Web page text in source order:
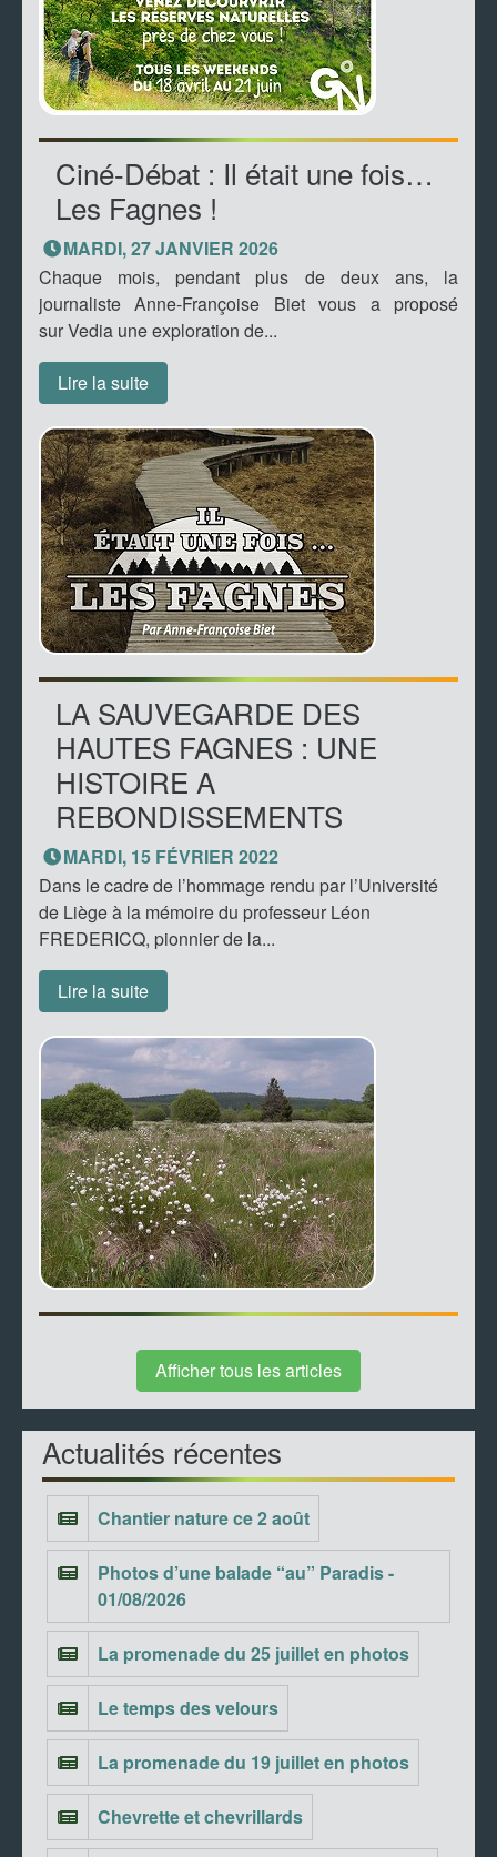
Ciné-Débat : Il était une fois…
Les Fagnes !
MARDI, 27 JANVIER 2026
Chaque mois, pendant plus de deux ans, la
journaliste Anne-Françoise Biet vous a proposé
sur Vedia une exploration de...
Lire la suite
LA SAUVEGARDE DES
HAUTES FAGNES : UNE
HISTOIRE A
REBONDISSEMENTS
MARDI, 15 FÉVRIER 2022
Dans le cadre de l’hommage rendu par l’Université
de Liège à la mémoire du professeur Léon
FREDERICQ, pionnier de la...
Lire la suite
Afficher tous les articles
Actualités récentes
Chantier nature ce 2 août
Photos d’une balade “au” Paradis -
01/08/2026
La promenade du 25 juillet en photos
Le temps des velours
La promenade du 19 juillet en photos
Chevrette et chevrillards